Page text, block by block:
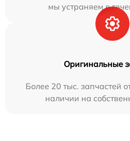
мы устраняем в
Оригинальные
Более 20 тыс. запчастей
наличии на